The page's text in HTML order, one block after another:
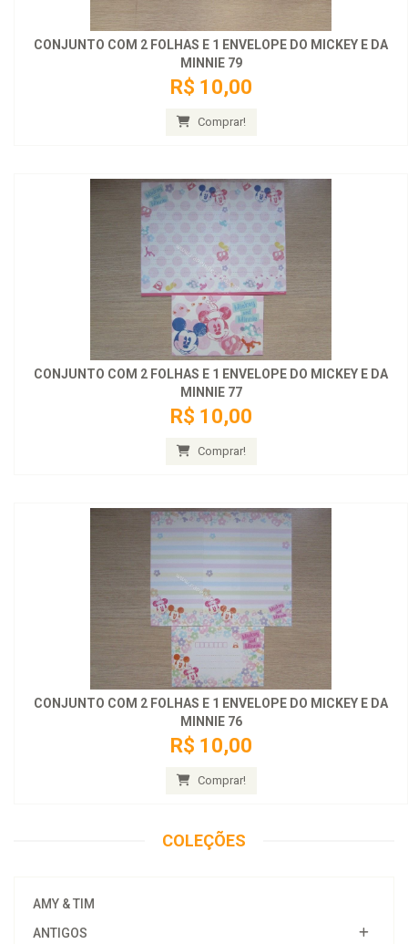
CONJUNTO COM 2 FOLHAS E 1 ENVELOPE DO MICKEY E DA
MINNIE 79
R$ 10,00
Comprar!
CONJUNTO COM 2 FOLHAS E 1 ENVELOPE DO MICKEY E DA
MINNIE 77
R$ 10,00
Comprar!
CONJUNTO COM 2 FOLHAS E 1 ENVELOPE DO MICKEY E DA
MINNIE 76
R$ 10,00
Comprar!
COLEÇÕES
AMY & TIM
ANTIGOS